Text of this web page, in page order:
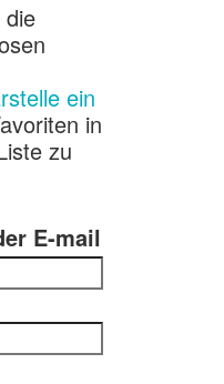
ein
in
zu
E-mail